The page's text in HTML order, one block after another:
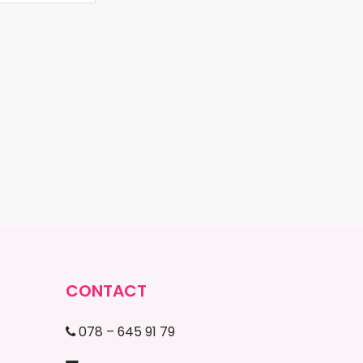
CONTACT
078 – 645 91 79